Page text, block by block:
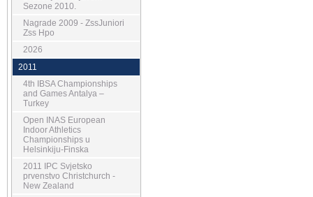
Sezone 2010.
Nagrade 2009 - ZssJuniori
Zss Hpo
2026
2011
4th IBSA Championships
and Games Antalya –
Turkey
Open INAS European
Indoor Athletics
Championships u
Helsinkiju-Finska
2011 IPC Svjetsko
prvenstvo Christchurch -
New Zealand